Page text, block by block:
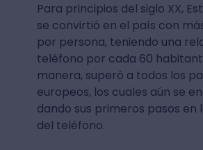
Para principios del siglo XX,
se convirtió en el país con
por persona, teniendo una
teléfono por cada 60
manera, superó a todos los
europeos, los cuales aún se
dando sus primeros pasos en
del teléfono.